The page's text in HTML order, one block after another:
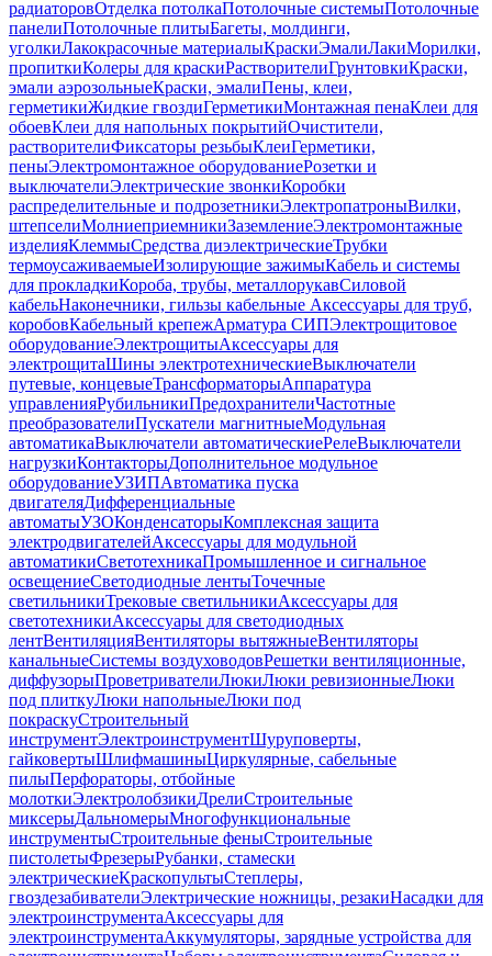
радиаторовОтделка потолкаПотолочные системыПотолочные
панелиПотолочные плитыБагеты, молдинги,
уголкиЛакокрасочные материалыКраскиЭмалиЛакиМорилки,
пропиткиКолеры для краскиРастворителиГрунтовкиКраски,
эмали аэрозольныеКраски, эмалиПены, клеи,
герметикиЖидкие гвоздиГерметикиМонтажная пенаКлеи для
обоевКлеи для напольных покрытийОчистители,
растворителиФиксаторы резьбыКлеиГерметики,
пеныЭлектромонтажное оборудованиеРозетки и
выключателиЭлектрические звонкиКоробки
распределительные и подрозетникиЭлектропатроныВилки,
штепселиМолниеприемникиЗаземлениеЭлектромонтажные
изделияКлеммыСредства диэлектрическиеТрубки
термоусаживаемыеИзолирующие зажимыКабель и системы
для прокладкиКороба, трубы, металлорукавСиловой
кабельНаконечники, гильзы кабельные Аксессуары для труб,
коробовКабельный крепежАрматура СИПЭлектрощитовое
оборудованиеЭлектрощитыАксессуары для
электрощитаШины электротехническиеВыключатели
путевые, концевыеТрансформаторыАппаратура
управленияРубильникиПредохранителиЧастотные
преобразователиПускатели магнитныеМодульная
автоматикаВыключатели автоматическиеРелеВыключатели
нагрузкиКонтакторыДополнительное модульное
оборудованиеУЗИПАвтоматика пуска
двигателяДифференциальные
автоматыУЗОКонденсаторыКомплексная защита
электродвигателейАксессуары для модульной
автоматикиСветотехникаПромышленное и сигнальное
освещениеСветодиодные лентыТочечные
светильникиТрековые светильникиАксессуары для
светотехникиАксессуары для светодиодных
лентВентиляцияВентиляторы вытяжныеВентиляторы
канальныеСистемы воздуховодовРешетки вентиляционные,
диффузорыПроветривателиЛюкиЛюки ревизионныеЛюки
под плиткуЛюки напольныеЛюки под
покраскуСтроительный
инструментЭлектроинструментШуруповерты,
гайковертыШлифмашиныЦиркулярные, сабельные
пилыПерфораторы, отбойные
молоткиЭлектролобзикиДрелиСтроительные
миксерыДальномерыМногофункциональные
инструментыСтроительные феныСтроительные
пистолетыФрезерыРубанки, стамески
электрическиеКраскопультыСтеплеры,
гвоздезабивателиЭлектрические ножницы, резакиНасадки для
электроинструментаАксессуары для
электроинструментаАккумуляторы, зарядные устройства для